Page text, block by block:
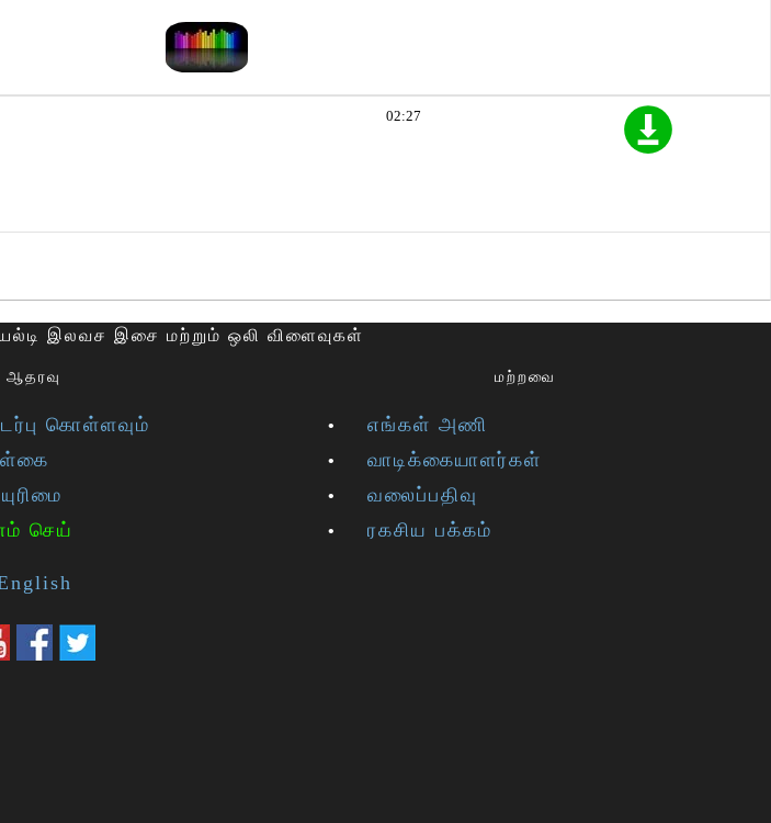
02:27
இலவச இசை மற்றும் ஒலி விளைவுகள்
ஆதரவு
கொள்ளவும்
செய்
மற்றவை
எங்கள் அணி
வாடிக்கையாளர்கள்
வலைப்பதிவு
ரகசிய பக்கம்